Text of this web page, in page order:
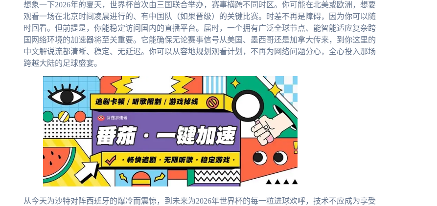
想象一下2026年的夏天，世界杯首次由三国联合举办，赛事横跨不同时区。你可能在北美或欧洲，想要
观看一场在北京时间凌晨进行的、有中国队（如果晋级）的关键比赛。时差不再是障碍，因为你可以随
时回看。但前提是，你能稳定访问国内的直播平台。届时，一个拥有广泛全球节点、能智能适应复杂跨
国网络环境的加速器将至关重要。它能确保无论赛事信号从美国、墨西哥还是加拿大传来，到你这里的
中文解说流都清晰、稳定、无延迟。你可以从容地规划观看计划，不再为网络问题分心，全心投入那场
跨越大陆的足球盛宴。
从今天为沙特对阵西班牙的爆冷而震惊，到未来为2026年世界杯的每一粒进球欢呼，技术不应成为享受